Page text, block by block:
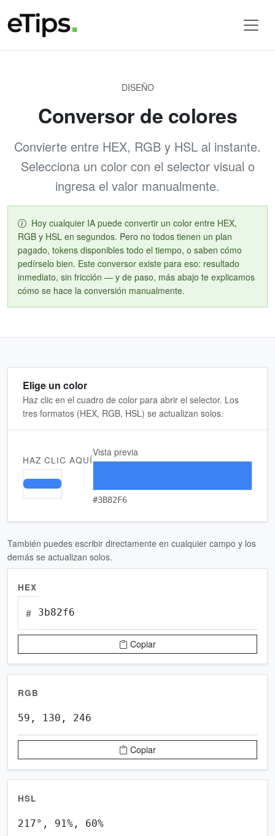
DISEÑO
Conversor de colores
Convierte entre HEX, RGB y HSL al instante.
Selecciona un color con el selector visual o
ingresa el valor manualmente.
Hoy cualquier IA puede convertir un color entre HEX,
RGB y HSL en segundos. Pero no todos tienen un plan
pagado, tokens disponibles todo el tiempo, o saben cómo
pedírselo bien. Este conversor existe para eso: resultado
inmediato, sin fricción — y de paso, más abajo te explicamos
cómo se hace la conversión manualmente.
Elige un color
Haz clic en el cuadro de color para abrir el selector. Los
tres formatos (HEX, RGB, HSL) se actualizan solos.
HAZ CLIC AQUÍ
Vista previa
#3B82F6
También puedes escribir directamente en cualquier campo y los
demás se actualizan solos.
HEX
#
Copiar
RGB
Copiar
HSL